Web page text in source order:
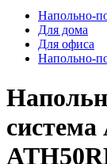
Напольно-
Для дома
Для офиса
Напольно-